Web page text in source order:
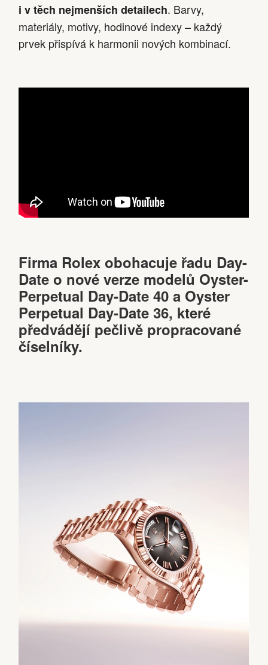
i v těch nejmenších detailech. Barvy,
materiály, motivy, hodinové indexy – každý
prvek přispívá k harmonii nových kombinací.
Firma Rolex obohacuje řadu Day-
Date o nové verze modelů Oyster-
Perpetual Day-Date 40 a Oyster
Perpetual Day-Date 36, které
předvádějí pečlivě propracované
číselníky.